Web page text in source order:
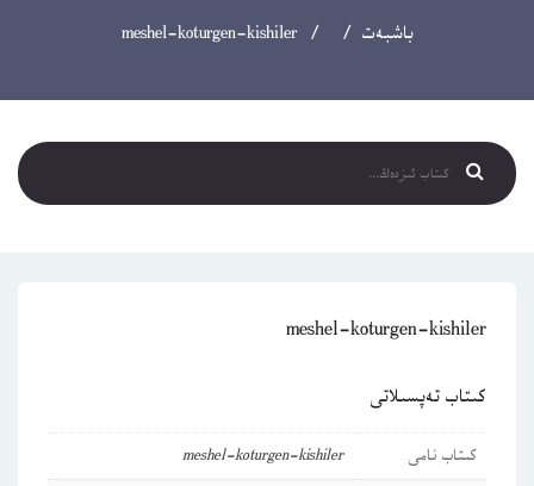
باشبەت / / meshel-koturgen-kishiler
meshel-koturgen-kishiler
كىتاب تەپسىلاتى
كىتاب نامى
meshel-koturgen-kishiler